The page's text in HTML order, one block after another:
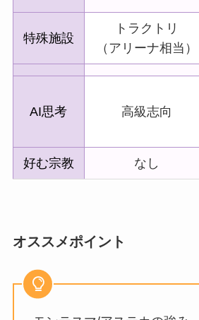
特殊施設
トラクトリ
（アリーナ相当）
AI思考 高級志向
好む宗教 なし
オススメポイント